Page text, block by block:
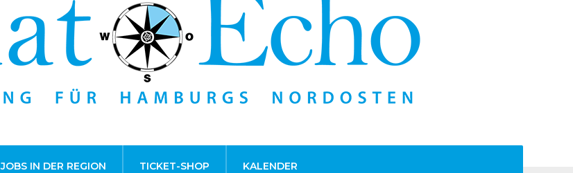
JOBS IN DER REGION TICKET-SHOP KALENDER